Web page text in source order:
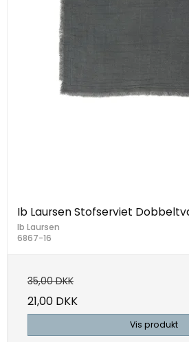
Ib Laursen Stofserviet
Ib Laursen
6867-16
35,00 DKK
21,00 DKK
Vis produkt